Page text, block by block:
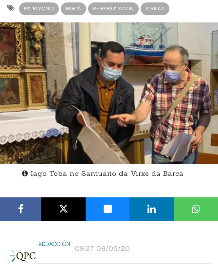
PATRIMONIO BARCA REHABILITACION IGREXA
Iago Toba no Santuario da Virxe da Barca
REDACCIÓN 09:27 08/06/20